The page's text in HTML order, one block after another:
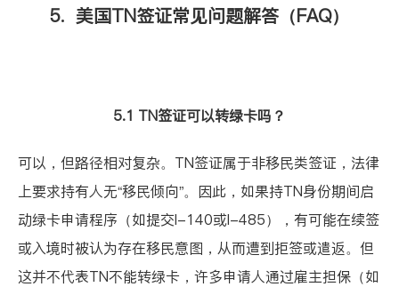
5. 美国TN签证常见问题解答（FAQ）
5.1 TN签证可以转绿卡吗？
可以，但路径相对复杂。TN签证属于非移民类签证，法律
上要求持有人无“移民倾向”。因此，如果持TN身份期间启
动绿卡申请程序（如提交I-140或I-485），有可能在续签
或入境时被认为存在移民意图，从而遭到拒签或遣返。但
这并不代表TN不能转绿卡，许多申请人通过雇主担保（如